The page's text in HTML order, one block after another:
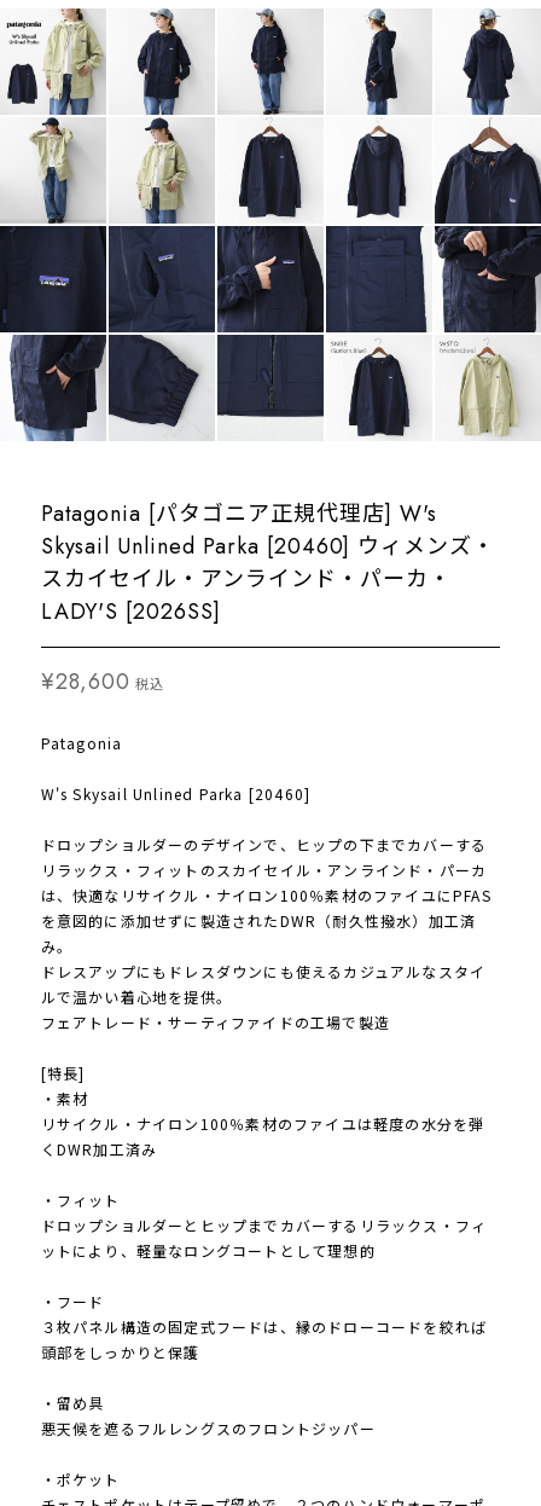
Patagonia [パタゴニア正規代理店] W's
Skysail Unlined Parka [20460] ウィメンズ・
スカイセイル・アンラインド・パーカ・
LADY'S [2026SS]
¥28,600 税込
Patagonia
W's Skysail Unlined Parka [20460]
ドロップショルダーのデザインで、ヒップの下までカバーする
リラックス・フィットのスカイセイル・アンラインド・パーカ
は、快適なリサイクル・ナイロン100％素材のファイユにPFAS
を意図的に添加せずに製造されたDWR（耐久性撥水）加工済
み。
ドレスアップにもドレスダウンにも使えるカジュアルなスタイ
ルで温かい着心地を提供。
フェアトレード・サーティファイドの工場で製造
[特長]
・素材
リサイクル・ナイロン100％素材のファイユは軽度の水分を弾
くDWR加工済み
・フィット
ドロップショルダーとヒップまでカバーするリラックス・フィ
ットにより、軽量なロングコートとして理想的
・フード
３枚パネル構造の固定式フードは、縁のドローコードを絞れば
頭部をしっかりと保護
・留め具
悪天候を遮るフルレングスのフロントジッパー
・ポケット